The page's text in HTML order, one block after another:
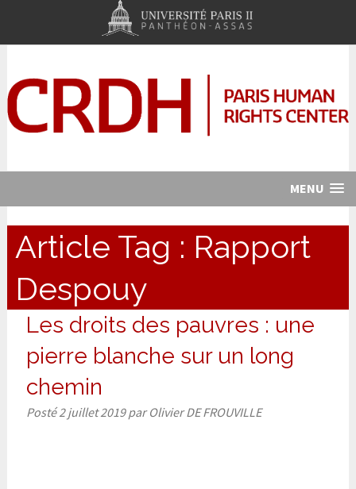
MENU
Article Tag : Rapport
Despouy
Les droits des pauvres : une
pierre blanche sur un long
chemin
Posté2 juillet 2019 par Olivier DE FROUVILLE